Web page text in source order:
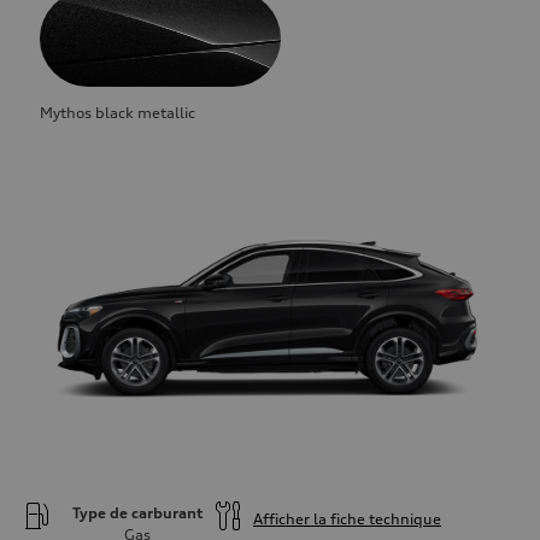
Mythos black metallic
Type de carburant
Gas
Afficher la fiche technique